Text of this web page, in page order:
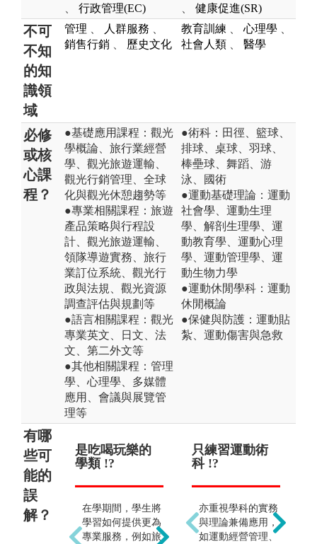
行政管理(EC) 健康促進(SR)
不可
不知
的知
識領
域
管理 人群服務
銷售行銷
歷史文化
教育訓練 心理學
社會人類
醫學
必修
或核
心課
程？
●基礎應用課程：觀光
學概論、旅行業經營
學、觀光旅遊運輸、
觀光行銷管理、全球
化與觀光休憩趨勢等
●專業相關課程：旅遊
產品策略與行程設
計、觀光旅遊運輸、
領隊導遊實務、旅行
業訂位系統、觀光行
政與法規、觀光資源
調查評估與規劃等
●語言相關課程：觀光
專業英文、日文、法
文、第二外文等
●其他相關課程：管理
學、心理學、多媒體
應用、會議與展覽管
理等
●術科：田徑、籃球、
排球、桌球、羽球、
棒壘球、舞蹈、游
泳、國術
●運動基礎理論：運動
社會學、運動生理
學、解剖生理學、運
動教育學、運動心理
學、運動管理學、運
動生物力學
●運動休閒學科：運動
休閒概論
●保健與防護：運動貼
紮、運動傷害與急救
有哪
些可
能的
誤
解？
是吃喝玩樂的
學類 !?
在學期間，學生將
學習如何提供更為
專業服務，例如旅
無需專業知能
!?
若無觀光專業知能
是無法於觀光產業
發光發熱的，本學
只練習運動術
科 !?
亦重視學科的實務
與理論兼備應用，
如運動經營管理、